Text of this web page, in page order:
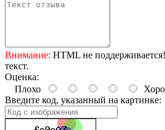
Внимание: HTML не
текст.
Оценка:
Плохо
Введите код, указанный на картинке: